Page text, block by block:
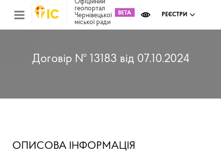
Офіційний
геопортал
Чернівецької
міської ради
РЕЄСТРИ
Договір № 13183 від 07.10.2024
ОПИСОВА ІНФОРМАЦІЯ